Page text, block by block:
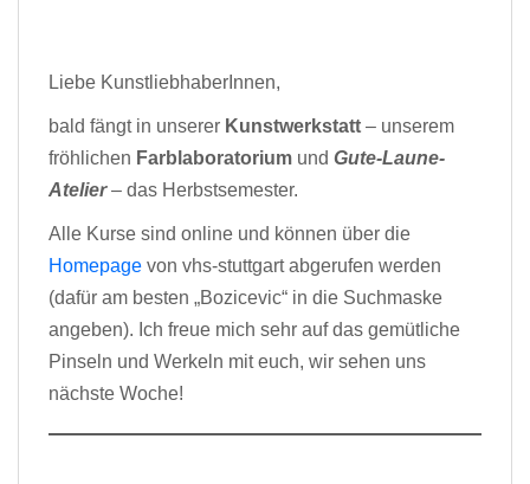
Liebe KunstliebhaberInnen,
bald fängt in unserer Kunstwerkstatt – unserem
fröhlichen Farblaboratorium und Gute-Laune-
Atelier– das Herbstsemester.
Alle Kurse sind online und können über die
Homepage von vhs-stuttgart abgerufen werden
(dafür am besten „Bozicevic“ in die Suchmaske
angeben). Ich freue mich sehr auf das gemütliche
Pinseln und Werkeln mit euch, wir sehen uns
nächste Woche!